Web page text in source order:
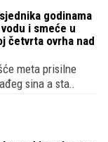
godinama
i smeće u
četvrta ovrha nad
meta prisilne
sina a sta..